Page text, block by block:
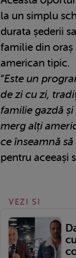
la un simplu
durata șederii
familie din oraș
american tipic.
”Este un
de zi cu zi,
familie gazdă
merg alți
ce înseamnă
pentru aceeași
VEZI SI